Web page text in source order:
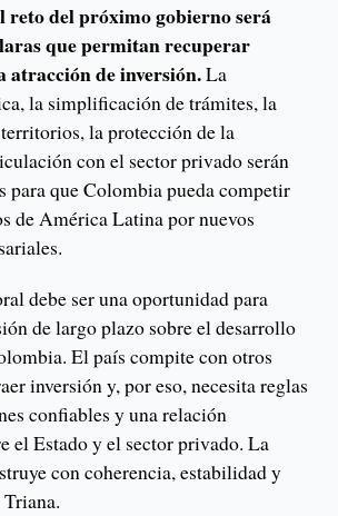
reto del próximo gobierno será
que permitan recuperar
atracción de inversión.La
la simplificación de trámites, la
la protección de la
con el sector privado serán
para que Colombia pueda competir
de América Latina por nuevos
debe ser una oportunidad para
de largo plazo sobre el desarrollo
El país compite con otros
inversión y, por eso, necesita reglas
confiables y una relación
el Estado y el sector privado. La
con coherencia, estabilidad y